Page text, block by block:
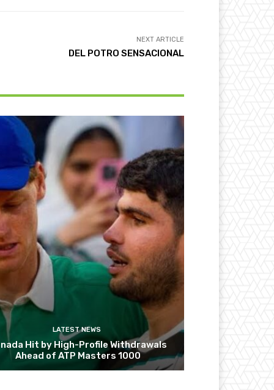
NEXT ARTICLE
DEL POTRO SENSACIONAL
LATEST NEWS
Hit by High-Profile Withdrawals
Ahead of ATP Masters 1000